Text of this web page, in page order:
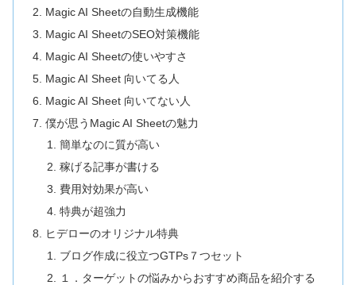
Magic AI Sheetの自動生成機能
Magic AI SheetのSEO対策機能
Magic AI Sheetの使いやすさ
Magic AI Sheet 向いてる人
Magic AI Sheet 向いてない人
僕が思うMagic AI Sheetの魅力
簡単なのに質が高い
稼げる記事が書ける
費用対効果が高い
特典が超強力
ヒデローのオリジナル特典
ブログ作成に役立つGTPs７つセット
１．ターゲットの悩みからおすすめ商品を紹介する